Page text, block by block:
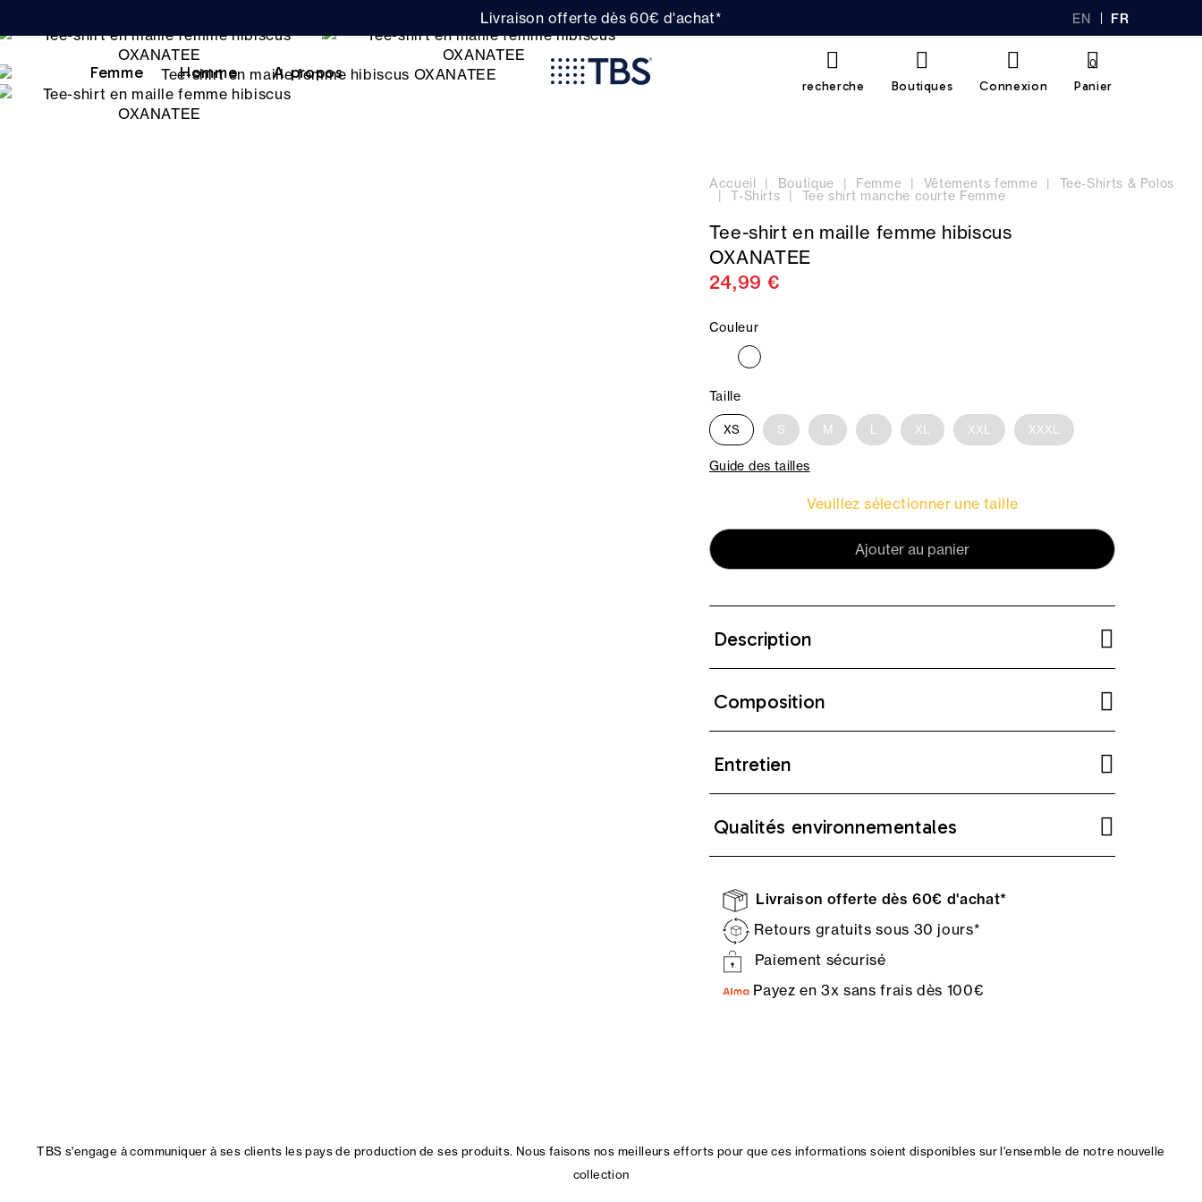
Livraison offerte dès 60€ d'achat* EN FR
Femme Homme A propos
recherche Boutiques Connexion Panier
0
Accueil Boutique Femme Vêtements femme Tee-Shirts & Polos
T-Shirts Tee shirt manche courte Femme
Tee-shirt en maille femme hibiscus
OXANATEE
24,99 €
Couleur
Taille
XS S M L XL XXL XXXL
Guide des tailles
Veuillez sélectionner une taille
Ajouter au panier
Description
Composition
Entretien
Qualités environnementales
Livraison offerte dès 60€ d'achat*
Retours gratuits sous 30 jours*
Paiement sécurisé
Payez en 3x sans frais dès 100€
TBS s'engage à communiquer à ses clients les pays de production de ses produits. Nous faisons nos meilleurs efforts pour que ces informations soient disponibles sur l'ensemble de notre nouvelle
collection